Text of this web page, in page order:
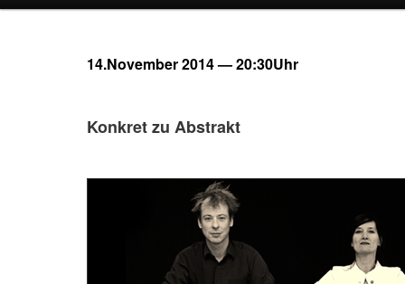
14.November 2014 — 20:30Uhr
Konkret zu Abstrakt